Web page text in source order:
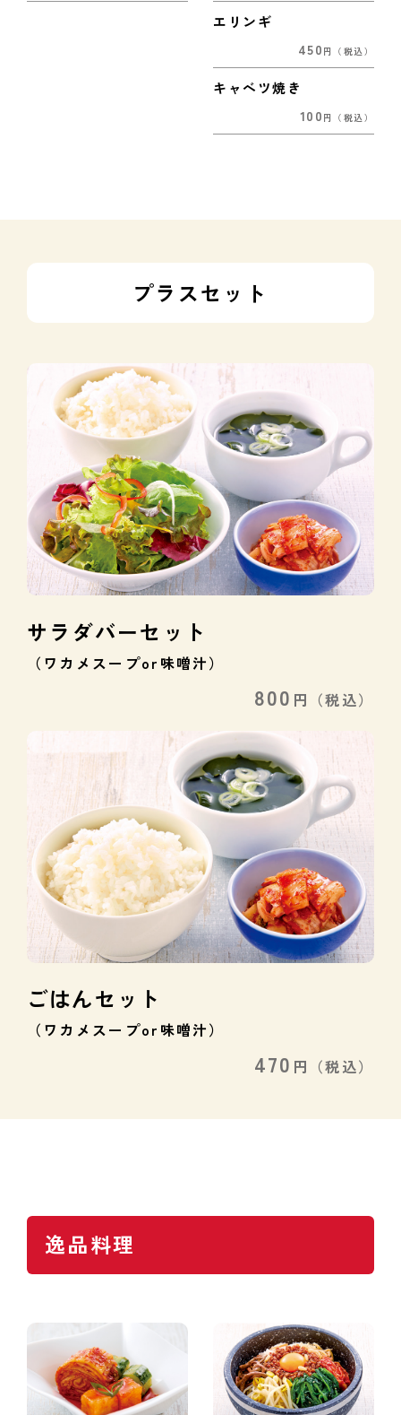
エリンギ
450 円 （税込）
キャベツ焼き
100 円 （税込）
プラスセット
サラダバーセット
（ワカメスープor味噌汁）
800 円 （税込）
ごはんセット
（ワカメスープor味噌汁）
470 円 （税込）
逸品料理